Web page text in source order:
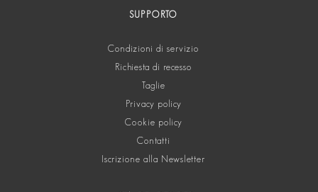
SUPPORTO
Condizioni di servizio
Richiesta di recesso
Taglie
Privacy policy
Cookie policy
Contatti
Iscrizione alla Newsletter